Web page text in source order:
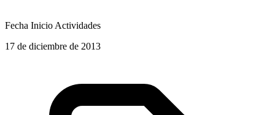
Fecha Inicio Actividades
17 de diciembre de 2013